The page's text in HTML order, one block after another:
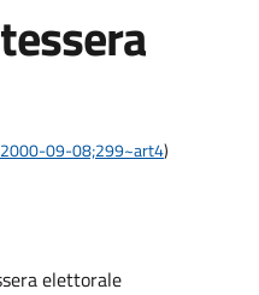
09-08;299~art4)
elettorale